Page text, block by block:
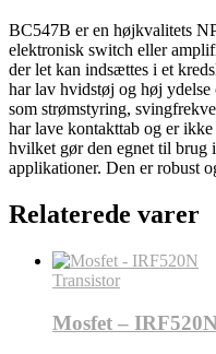
BC547B er en højkvalitets
elektronisk switch eller
der let kan indsættes i et
har lav hvidstøj og høj
som strømstyring,
har lave kontakttab og er
hvilket gør den egnet til brug
applikationer. Den er robust
Relaterede varer
Transistor
Mosfet –